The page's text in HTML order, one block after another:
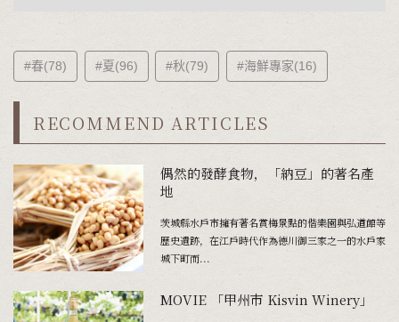
#春(78) #夏(96) #秋(79) #海鮮專家(16)
RECOMMEND ARTICLES
偶然的發酵食物，「納豆」的著名產
地
茨城縣水戶市擁有著名賞梅景點的偕樂園與弘道館等
歷史遺跡，在江戶時代作為德川御三家之一的水戶家
城下町而...
MOVIE 「甲州市 Kisvin Winery」